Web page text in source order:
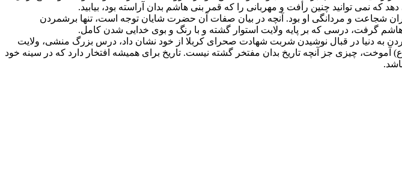
نمی توانید چنین رأفت و مهربانی را که قمر بنی هاشم بدان آراسته بود، بیابید.
شجاعت و مردانگی او بود. آنچه در بیان صفات آن حضرت شایان توجه است، تنها برشمردن
گرفت، درسی که بر پایه ولایت استوار گشته و با رنگ و بوی خدایی شدن کامل.
به دنیا در قبال نوشیدن شربت شهادت صحرای کربلا از خود نشان داد، درس بزرگ منشی، ولایت
آموخت، چیزی جز آنچه تاریخ بدان مفتخر گشته نیست. تاریخ برای همیشه افتخار دارد که در سینه خود